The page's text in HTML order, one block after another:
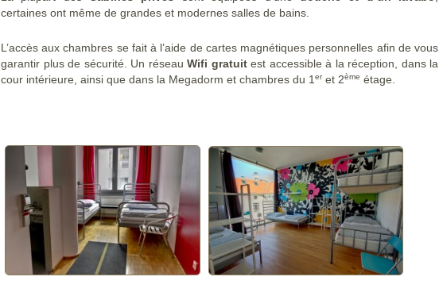
certaines ont même de grandes et modernes salles de bains.
L’accès aux chambres se fait à l’aide de cartes magnétiques personnelles afin de vous
garantir plus de sécurité. Un réseau Wifi gratuitest accessible à la réception, dans la
cour intérieure, ainsi que dans la Megadorm et chambres du 1 eret 2ème étage.